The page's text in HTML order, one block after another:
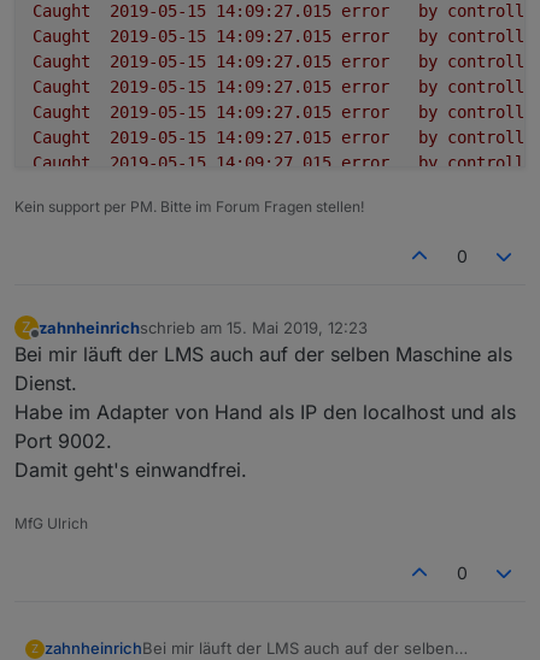
Caught error by
Caught
error by
Caught
error by
Caught
error by
Caught
error by
Caught
error by
Caught
error by
Caught
2019-05-15 14:09:27.014 error
2019-05-15 14:09:26.961 info
squeezeboxrpc.0
squeezeboxrpc.0
squeezeboxrpc.0
2019-05-15 14:09:26.960 error at
squeezeboxrpc.0
squeezeboxrpc.0
2019-05-15 14:09:26.960 error at
squeezeboxrpc.0
squeezeboxrpc.0
squeezeboxrpc.0
2019-05-15 14:09:25.763 info
Kein support per PM. Bitte im Forum Fragen stellen!
0
Z
Offline
zahnheinrichschrieb am 15. Mai 2019, 12:23
zuletzt editiert von
Bei mir läuft der LMS auch auf der selben Maschine als
Dienst.
Habe im Adapter von Hand als IP den localhost und als
Port 9002.
Damit geht's einwandfrei.
MfG Ulrich
0
Z zahnheinrichBei mir läuft der LMS auch auf der selben